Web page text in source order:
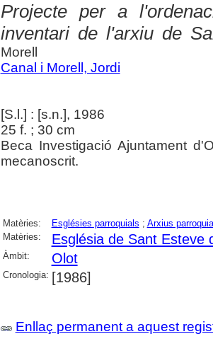
Projecte per a
inventari de l'arxiu de
Morell
Canal i Morell, Jordi
[S.l.] : [s.n.], 1986
25 f. ; 30 cm
Beca Investigació Ajuntament
mecanoscrit.
Matèries: Esglésies parroquials ; Arxius
Matèries:
Església de Sant Esteve
Àmbit: Olot
Cronologia: [1986]
Enllaç permanent a aquest